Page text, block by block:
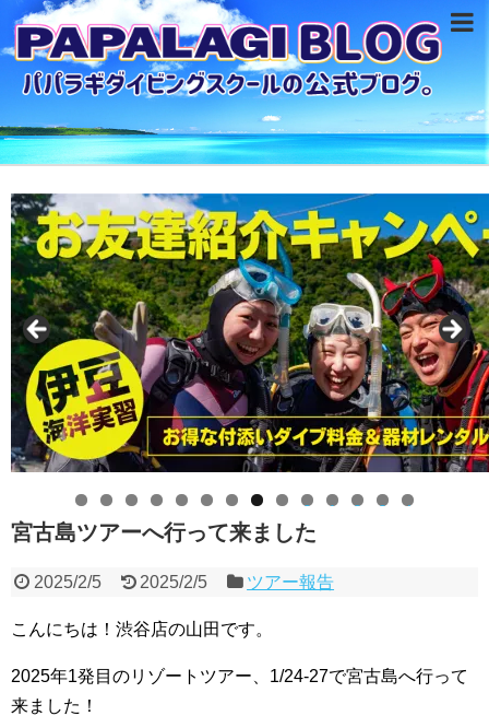
0 1 2 3 4
宮古島ツアーへ行って来ました
2025/2/5 2025/2/5 ツアー報告
こんにちは！渋谷店の山田です。
2025年1発目のリゾートツアー、1/24-27で宮古島へ行って
来ました！